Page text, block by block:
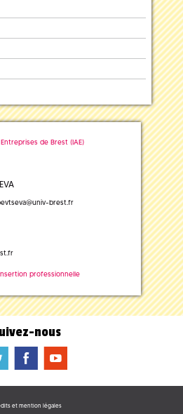
de Brest (IAE)
@univ-brest.fr
professionnelle
nous
b f
et mention légales